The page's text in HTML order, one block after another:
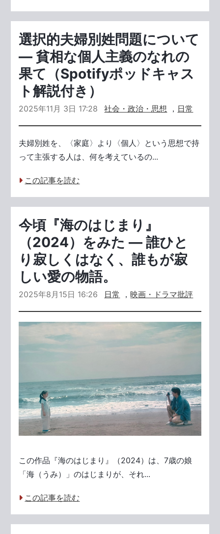
選択的夫婦別姓問題について
― 貧相な個人主義のなれの
果て（Spotifyポッドキャス
ト解説付き）
2025年11月 3日 17:28 社会・政治・思想 ， 日常
夫婦別姓を、〈家庭〉より〈個人〉という思想で持
って主張する人は、何を考えているの...
この記事を読む
今頃『海のはじまり』
（2024）をみた ― 誰ひと
り寂しくはなく、誰もが寂
しい愛の物語。
2025年8月15日 16:26 日常 ，映画・ドラマ批評
この作品『海のはじまり』（2024）は、7歳の娘
「海（うみ）」のはじまりが、それ...
この記事を読む